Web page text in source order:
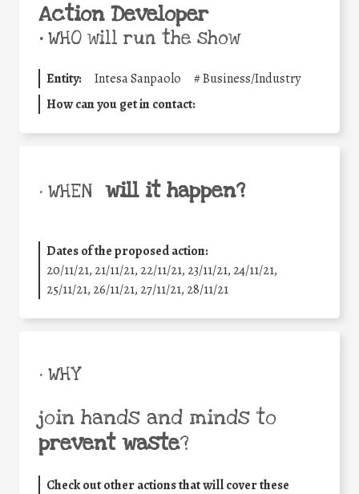
Action Developer
•WHO will run the show
Entity: Intesa Sanpaolo #Business/Industry
How can you get in contact:
• WHEN will it happen?
Dates of the proposed action:
20/11/21, 21/11/21, 22/11/21, 23/11/21, 24/11/21,
25/11/21, 26/11/21, 27/11/21, 28/11/21
• WHY
join hands and minds to
prevent waste?
Check out other actions that will cover these